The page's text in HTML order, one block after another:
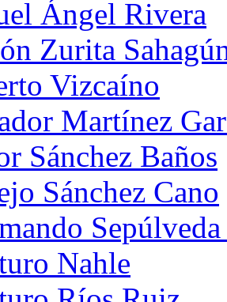
Ángel Rivera
Zurita
Vizcaíno
Martínez
Sánchez Baños
Sánchez Cano
Nahle